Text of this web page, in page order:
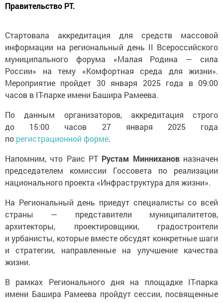
Правительство РТ.
Стартовала аккредитация для средств массовой
информации на региональный день II Всероссийского
муниципального форума «Малая Родина — сила
России» на тему «Комфортная среда для жизни».
Мероприятие пройдет 30 января 2025 года в 09:00
часов в IT-парке имени Башира Рамеева.
По данным организаторов, аккредитация строго
до 15:00 часов 27 января 2025 года
по регистрационной форме.
Напомним, что Раис РТ Рустам Миннихановназначен
председателем комиссии Госсовета по реализации
национального проекта «Инфраструктура для жизни».
На Региональный день приедут специалисты со всей
страны — представители муниципалитетов,
архитекторы, проектировщики, градостроители
и урбанисты, которые вместе обсудят конкретные шаги
и стратегии, направленные на улучшение качества
жизни.
В рамках Регионального дня на площадке IT-парка
имени Башира Рамеева пройдут сессии, посвященные